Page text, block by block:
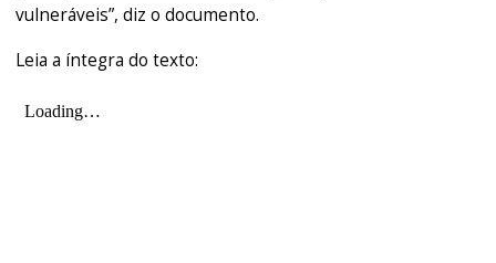
vulneráveis”, diz o documento.
Leia a íntegra do texto: